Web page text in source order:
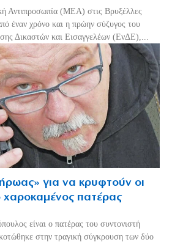
Αντιπροσωπία (ΜΕΑ) στις Βρυξέλλες
έναν χρόνο και η πρώην σύζυγος του
Δικαστών και Εισαγγελέων (ΕνΔΕ),...
για να κρυφτούν οι
χαροκαμένος πατέρας
είναι ο πατέρας του συντονιστή
στην τραγική σύγκρουση των δύο